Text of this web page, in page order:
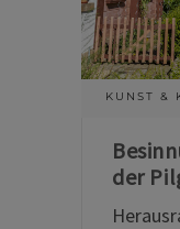
KUNST &
der